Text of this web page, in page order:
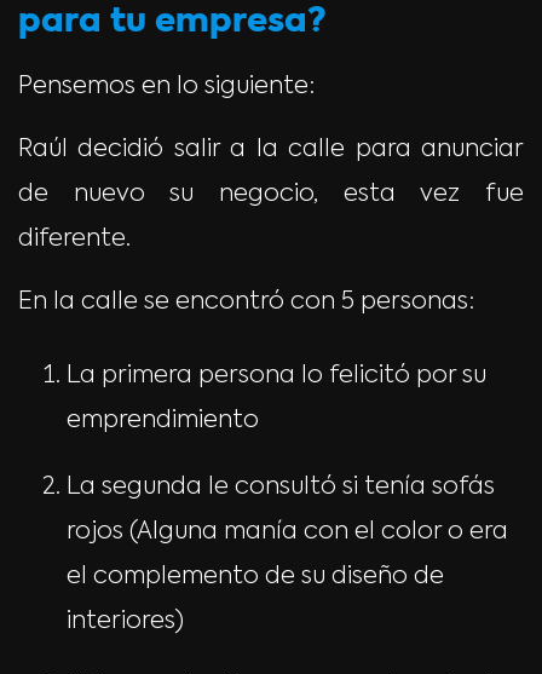
para tu empresa?
Pensemos en lo siguiente:
Raúl decidió salir a la calle para anunciar
de nuevo su negocio, esta vez fue
diferente.
En la calle se encontró con 5 personas:
La primera persona lo felicitó por su
emprendimiento
La segunda le consultó si tenía sofás
rojos (Alguna manía con el color o era
el complemento de su diseño de
interiores)